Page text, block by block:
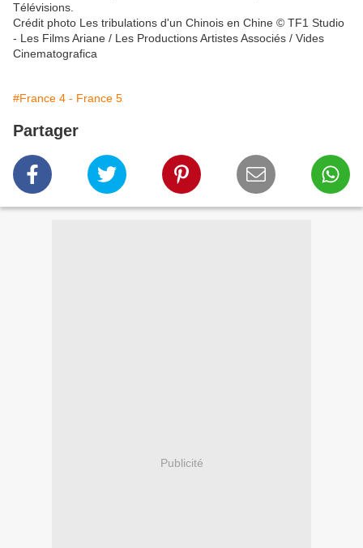
Télévisions.
Crédit photo Les tribulations d'un Chinois en Chine © TF1 Studio
- Les Films Ariane / Les Productions Artistes Associés / Vides
Cinematografica
#France 4 - France 5
Partager
Publicité